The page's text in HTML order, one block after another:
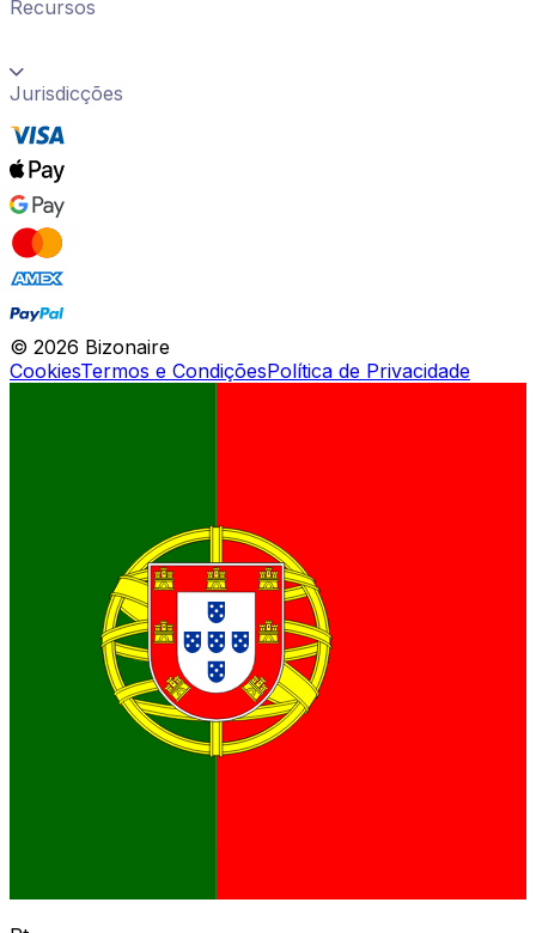
Recursos
Jurisdicções
© 2026 Bizonaire
CookiesTermos e CondiçõesPolítica de Privacidade